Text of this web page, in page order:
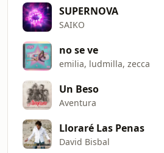
SUPERNOVA
SAIKO
no se ve
emilia, ludmilla, zecca
Un Beso
Aventura
Lloraré Las Penas
David Bisbal